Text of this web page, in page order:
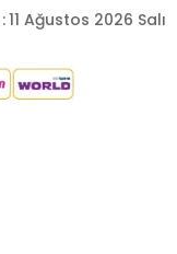
:11 Ağustos 2026 Salı